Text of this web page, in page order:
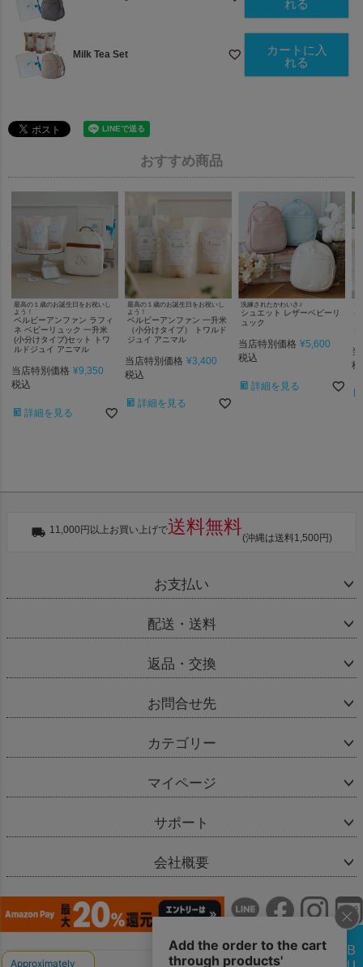
れる
Milk Tea Set
カートに入
れる
おすすめ商品
最高の１歳のお誕生日をお祝いし
よう！
ベルビーアンファン ラフィ
ネ ベビーリュック 一升米
(小分けタイプ)セット トワ
ルドジュイ アニマル
当店特別価格 ¥9,350
税込
詳細を見る
最高の１歳のお誕生日をお祝いし
よう！
ベルビーアンファン 一升米
（小分けタイプ） トワルド
ジュイ アニマル
当店特別価格 ¥3,400
税込
詳細を見る
洗練されたかわいさ♪
シュエット レザーベビーリ
ュック
当店特別価格 ¥5,600
税込
詳細を見る
一
お
税
11,000円以上お買い上げで送料無料
(沖縄は送料1,500円)
お支払い
配送・送料
返品・交換
お問合せ先
カテゴリー
マイページ
サポート
会社概要
会社概要